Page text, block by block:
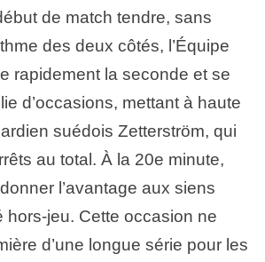
de match tendre, sans
des deux côtés, l’Équipe
rapidement la seconde et se
d’occasions, mettant à haute
suédois Zetterström, qui
au total. À la 20e minute,
l’avantage aux siens
hors-jeu. Cette occasion ne
d’une longue série pour les